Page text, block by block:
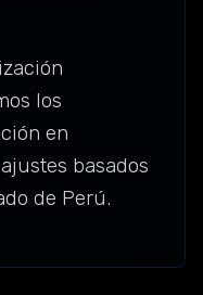
los
en
basados
de Perú.